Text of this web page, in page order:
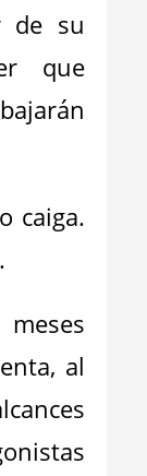
de su
que
caiga.
al